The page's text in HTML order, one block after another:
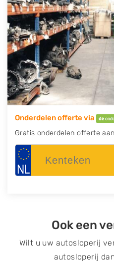
Onderdelen offerte via
Gratis onderdelen offerte
Ook een
Wilt u uw autosloperij
autosloperij